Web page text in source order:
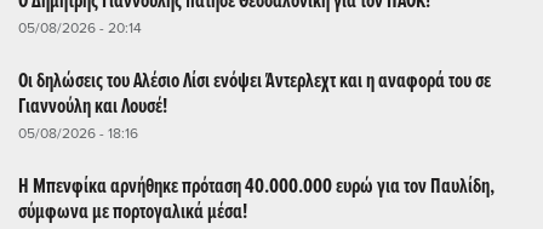
05/08/2026 - 20:14
Οι δηλώσεις του Αλέσιο Λίσι ενόψει Άντερλεχτ και η αναφορά του σε
Γιαννούλη και Λουσέ!
05/08/2026 - 18:16
Η Μπενφίκα αρνήθηκε πρόταση 40.000.000 ευρώ για τον Παυλίδη,
σύμφωνα με πορτογαλικά μέσα!